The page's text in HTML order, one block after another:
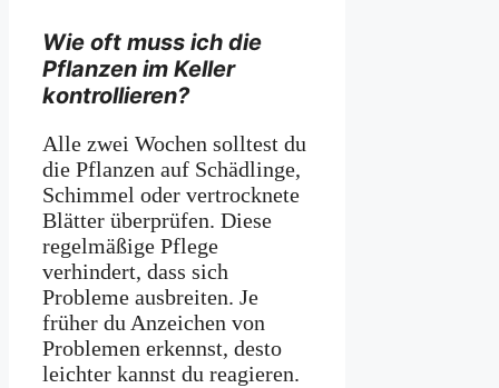
Wie oft muss ich die
Pflanzen im Keller
kontrollieren?
Alle zwei Wochen solltest du
die Pflanzen auf Schädlinge,
Schimmel oder vertrocknete
Blätter überprüfen. Diese
regelmäßige Pflege
verhindert, dass sich
Probleme ausbreiten. Je
früher du Anzeichen von
Problemen erkennst, desto
leichter kannst du reagieren.